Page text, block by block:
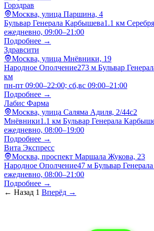
Горздрав
Москва, улица Паршина, 4
Бульвар Генерала Карбышева1.1 км
ежедневно, 09:00–21:00
Подробнее →
Здравсити
Москва, улица Мнёвники, 19
Народное Ополчение273 м Бульвар
км
пн-пт 09:00–22:00; сб,вс 09:00–21:00
Подробнее →
Лабис Фарма
Москва, улица Саляма Адиля, 2/44с2
Мнёвники1.1 км Бульвар Генерала
ежедневно, 08:00–19:00
Подробнее →
Вита Экспресс
Москва, проспект Маршала Жукова, 23
Народное Ополчение47 м Бульвар
ежедневно, 08:00–21:00
Подробнее →
← Назад 1 Вперёд →